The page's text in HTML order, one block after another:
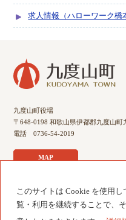
このサイトは Cookie を使用し
覧・利用を継続することで、
求人情報（ハローワーク橋
九度山町役場
〒648-0198 和歌山県伊都郡九度山町
電話 0736-54-2019
MAP
サイトのご利用について
個人情報について